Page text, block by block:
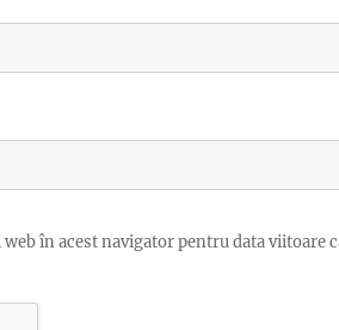
în acest navigator pentru data viitoare